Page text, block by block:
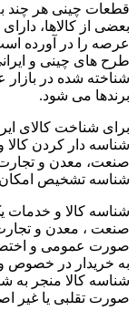
قطعات چینی هر چند
بعضی از کالاها،
عرصه را در آورده
طرح های چینی و
شناخته شده در
برندها می شود.
برای شناخت کالای
صنعت، معدن و تجارت
شناسه تشخیص امکان
صنعت ، معدن و
صورت عمومی و
به خریدار در خصوص
شناسه کالا منجر به
صورت تقلبی یا غیر